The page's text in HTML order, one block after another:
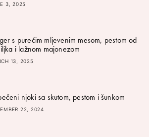
3, 2025
s purećim mljevenim mesom, pestom od
i lažnom majonezom
13, 2025
njoki sa skutom, pestom i šunkom
22, 2024